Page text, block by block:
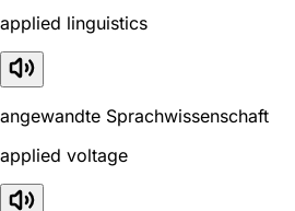
applied linguistics
angewandte Sprachwissenschaft
applied voltage